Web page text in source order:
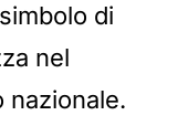
di
nel
nazionale.